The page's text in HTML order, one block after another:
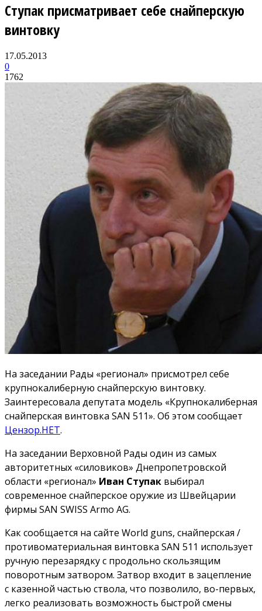
Ступак присматривает себе снайперскую
винтовку
17.05.2013
0
1762
На заседании Рады «регионал» присмотрел себе
крупнокалиберную снайперскую винтовку.
Заинтересовала депутата модель «Крупнокалиберная
снайперская винтовка SAN 511». Об этом сообщает
Цензор.НЕТ.
На заседании Верховной Рады один из самых
авторитетных «силовиков» Днепропетровской
области «регионал» Иван Ступак выбирал
современное снайперское оружие из Швейцарии
фирмы SAN SWISS Armo AG.
Как сообщается на сайте World guns, снайперская /
противоматериальная винтовка SAN 511 использует
ручную перезарядку с продольно скользящим
поворотным затвором. Затвор входит в зацепление
с казенной частью ствола, что позволило, во-первых,
легко реализовать возможность быстрой смены